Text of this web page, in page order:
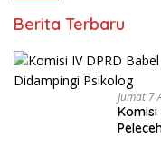
Berita Terbaru
Jumat 7
Komisi